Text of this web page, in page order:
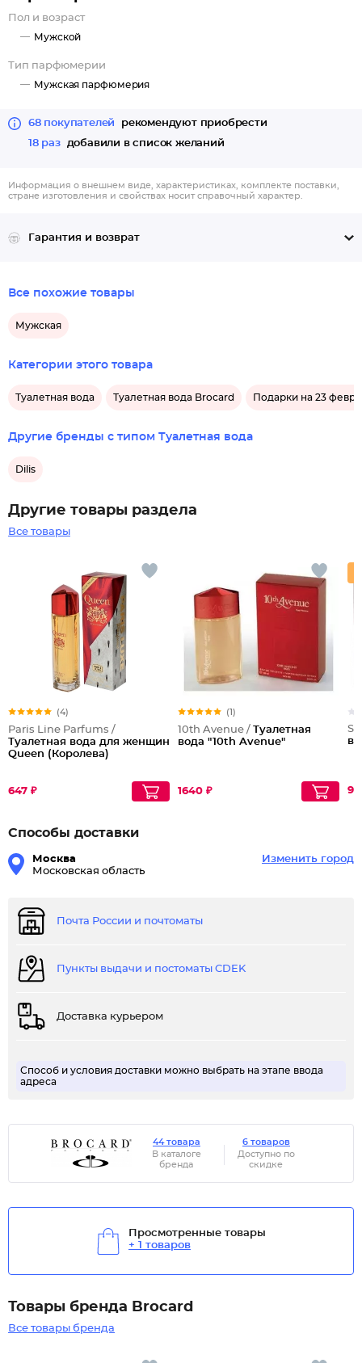
Пол и возраст
Мужской
Тип парфюмерии
Мужская парфюмерия
68 покупателей
рекомендуют приобрести
18 раз
добавили в список желаний
Информация о внешнем виде, характеристиках, комплекте поставки,
стране изготовления и свойствах носит справочный характер.
Гарантия и возврат
Все похожие товары
Мужская
Категории этого товара
Туалетная вода Туалетная вода Brocard Подарки на 23
Другие бренды с типом Туалетная вода
Dilis
Другие товары раздела
Все товары
(4)
Paris Line Parfums /
Туалетная вода для женщин
Queen (Королева)
647 ₽
(1)
10th Avenue / Туалетная
вода "10th Avenue"
1640 ₽
Способы доставки
Москва
Московская область
Изменить город
Почта России и почтоматы
Пункты выдачи и постоматы CDEK
Доставка курьером
Способ и условия доставки можно выбрать на этапе ввода
адреса
44 товара
В каталоге
бренда
6 товаров
Доступно по
скидке
Просмотренные товары
+ 1 товаров
Товары бренда Brocard
Все товары бренда